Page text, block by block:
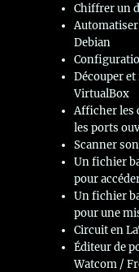
Chiffrer un
Debian
Découper
VirtualBox
Afficher les
les ports
Scanner
Un fichier
pour
Un fichier
pour une
Circuit en
Éditeur de
Watcom /